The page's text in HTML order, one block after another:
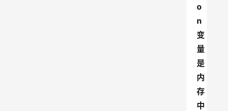
o
n
变
量
是
内
存
中